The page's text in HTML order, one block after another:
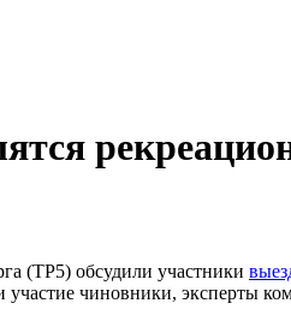
(ТР5) обсудили участники
чиновники, эксперты